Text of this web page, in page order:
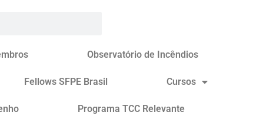
Observatório de Incêndios
Fellows SFPE Brasil Cursos
Programa TCC Relevante